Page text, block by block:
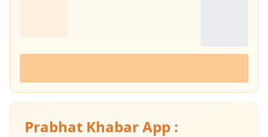
Prabhat Khabar App :